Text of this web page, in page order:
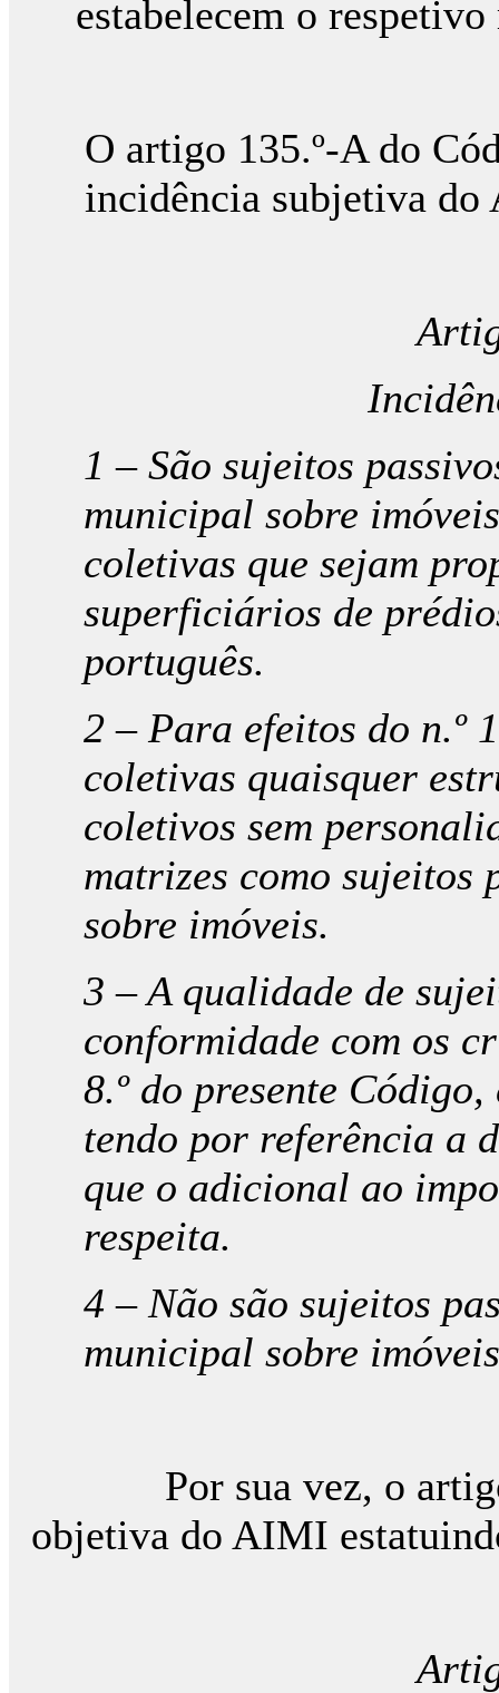
estabelecem o
O artigo 135.º-A do
incidência subjetiva do
1 – São sujeitos
municipal sobre
coletivas que sejam
superficiários de
português.
2 – Para efeitos do n.º
coletivas quaisquer
coletivos sem
matrizes como sujeitos
sobre imóveis.
3 – A qualidade de
conformidade com os
8.º do presente
tendo por referência a
que o adicional ao
respeita.
4 – Não são sujeitos
municipal sobre
Por sua vez, o artigo
objetiva do AIMI